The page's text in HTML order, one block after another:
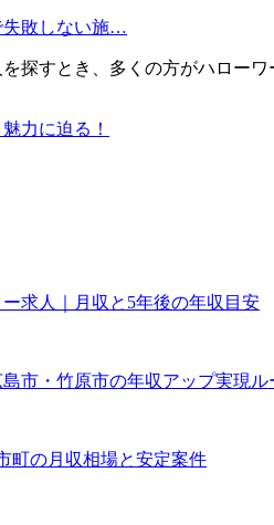
失敗しない施…
探すとき、多くの方がハロー
力に迫る！
求人｜月収と5年後の年収目安
市・竹原市の年収アップ実現ル
町の月収相場と安定案件